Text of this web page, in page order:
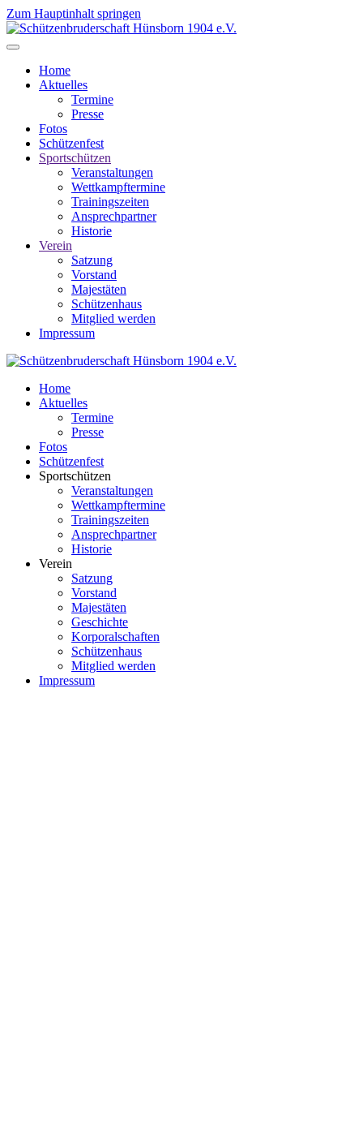
Zum Hauptinhalt springen
Home
Aktuelles
Termine
Presse
Fotos
Schützenfest
Sportschützen
Veranstaltungen
Wettkampftermine
Trainingszeiten
Ansprechpartner
Historie
Verein
Satzung
Vorstand
Majestäten
Schützenhaus
Mitglied werden
Impressum
Home
Aktuelles
Termine
Presse
Fotos
Schützenfest
Sportschützen
Veranstaltungen
Wettkampftermine
Trainingszeiten
Ansprechpartner
Historie
Verein
Satzung
Vorstand
Majestäten
Geschichte
Korporalschaften
Schützenhaus
Mitglied werden
Impressum